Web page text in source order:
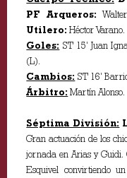
PF Arqueros:
Utilero: Héctor Varano.
Goles: ST 15’ Juan
(L).
Cambios: ST 16’
Árbitro: Martín Alonso.
Séptima División:
Gran actuación de los
jornada en Arias y Guidi.
Esquivel convirtiendo